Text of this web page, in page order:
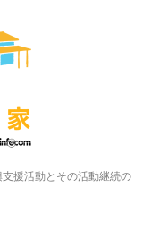
援活動とその活動継続の